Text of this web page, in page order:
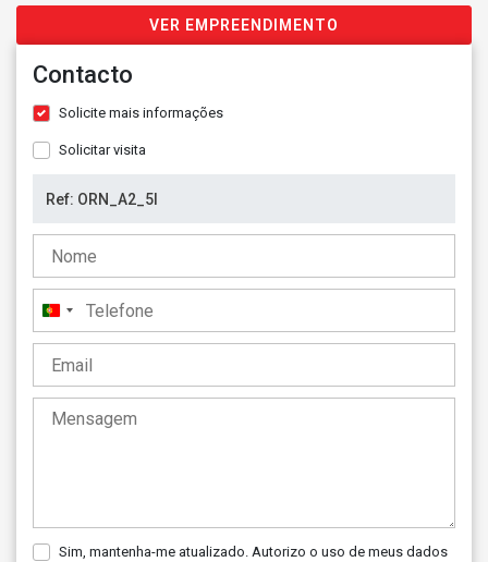
VER EMPREENDIMENTO
Contacto
Solicite mais informações
Solicitar visita
Portugal
+351
Sim, mantenha-me atualizado. Autorizo o uso de meus dados